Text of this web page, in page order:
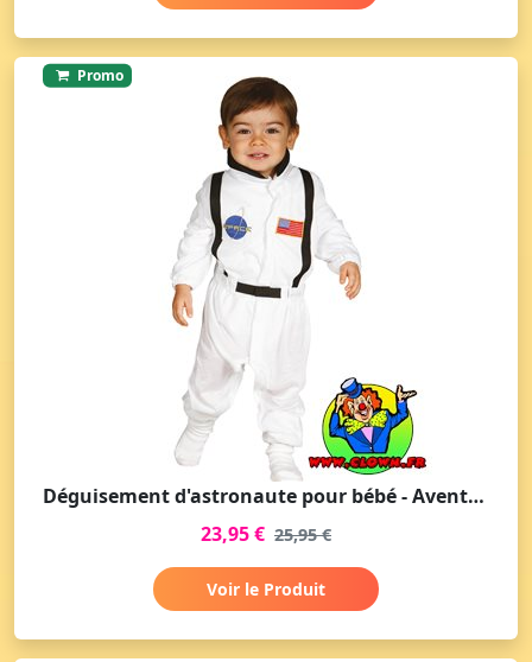
Promo
Déguisement d'astronaute pour bébé - Aventure intergalactique
23,95 € 25,95 €
Voir le Produit